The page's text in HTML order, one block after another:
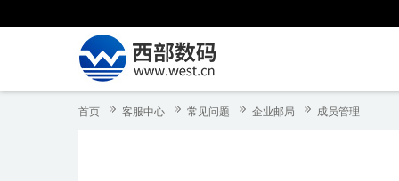
首页 客服中心 常见问题 企业邮局 成员管理